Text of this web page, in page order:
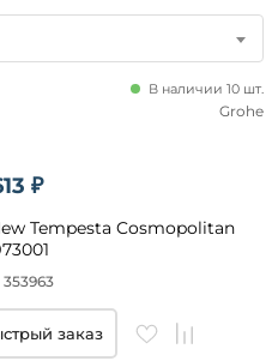
₽
Tempesta Cosmopolitan
В наличии 10 шт.
Grohe
заказ